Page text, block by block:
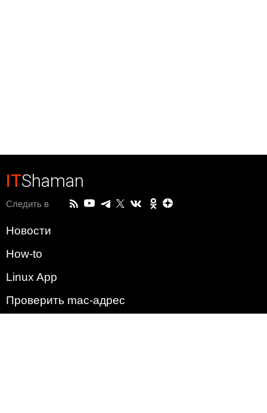
ITShaman
Следить в
Новости
How-to
Linux App
Проверить mac-адрес